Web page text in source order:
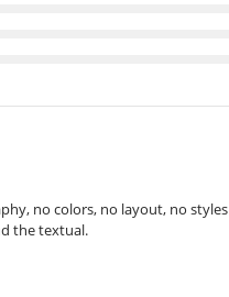
no colors, no layout, no styles
the textual.